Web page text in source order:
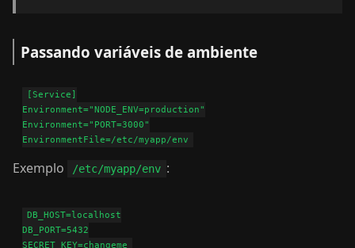
Passando variáveis de ambiente
[Service]
Environment="NODE_ENV=production"
Environment="PORT=3000"
Exemplo /etc/myapp/env :
DB_HOST=localhost
DB_PORT=5432